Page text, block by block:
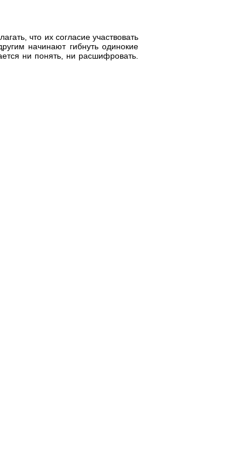
что их согласие участвовать
начинают гибнуть одинокие
ни понять, ни расшифровать.